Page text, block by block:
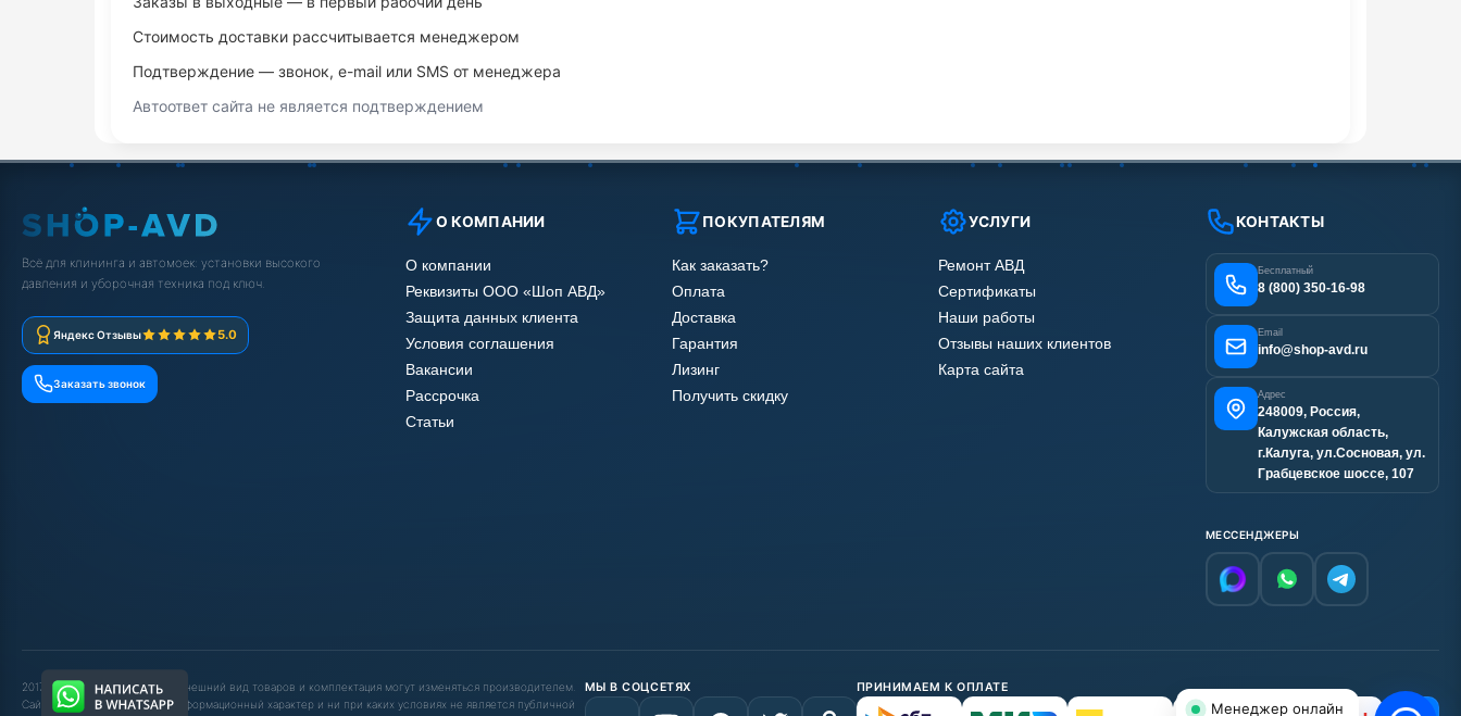
Стоимость доставки рассчитывается менеджером
Подтверждение — звонок, e-mail или SMS от менеджера
Автоответ сайта не является подтверждением
Всё для клининга и автомоек: установки высокого
давления и уборочная техника под ключ.
Яндекс Отзывы 5.0
Заказать звонок
О КОМПАНИИ
О компании
Реквизиты ООО «Шоп АВД»
Защита данных клиента
Условия соглашения
Вакансии
Рассрочка
Статьи
ПОКУПАТЕЛЯМ
Как заказать?
Оплата
Доставка
Гарантия
Лизинг
Получить скидку
УСЛУГИ
Ремонт АВД
Сертификаты
Наши работы
Отзывы наших клиентов
Карта сайта
КОНТАКТЫ
Бесплатный
8 (800) 350-16-98
Email
info@shop-avd.ru
Адрес
248009, Россия,
Калужская область,
г.Калуга, ул.Сосновая, ул.
Грабцевское шоссе, 107
МЕССЕНДЖЕРЫ
2017-2025 © ООО "ШОП АВД". Внешний вид товаров и комплектация могут изменяться производителем.
Сайт носит исключительно информационный характер и ни при каких условиях не является публичной
МЫ В СОЦСЕТЯХ ПРИНИМАЕМ К ОПЛАТЕ
Менеджер онлайн